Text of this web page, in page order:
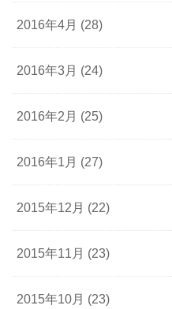
2016年4月 (28)
2016年3月 (24)
2016年2月 (25)
2016年1月 (27)
2015年12月 (22)
2015年11月 (23)
2015年10月 (23)